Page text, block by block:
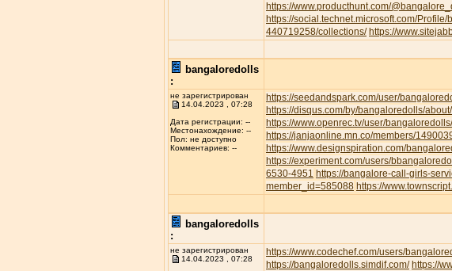
https://www.producthunt.com/
https://social.technet.microsoft.com/
440719258/collections/ https://
bangaloredolls
:
не зарегистрирован
14.04.2023 , 07:28
Дата регистрации: --
Местонахождение: --
Пол: не доступно
Комментариев: --
https://seedandspark.com/user/
https://disqus.com/by/bangaloredolls/about/
https://www.openrec.tv/user/
https://janjaonline.mn.co/members/
https://www.designspiration.com/
https://experiment.com/users/
6530-4951 https://bangalore-call-girls-
member_id=585088 https://
bangaloredolls
:
не зарегистрирован
14.04.2023 , 07:28
https://www.codechef.com/users/
https://bangaloredolls.simdif.com/ https://